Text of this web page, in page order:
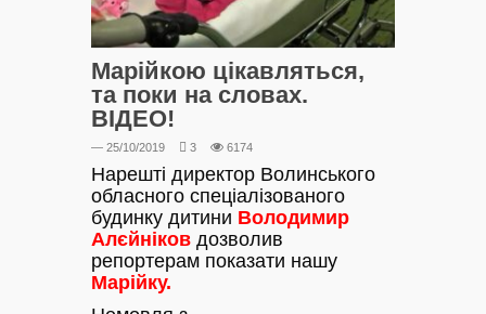
Марійкою цікавляться,
та поки на словах.
ВІДЕО!
— 25/10/2019 3 6174
Нарешті директор Волинського
обласного спеціалізованого
будинку дитини Володимир
Алєйніков дозволив
репортерам показати нашу
Марійку.